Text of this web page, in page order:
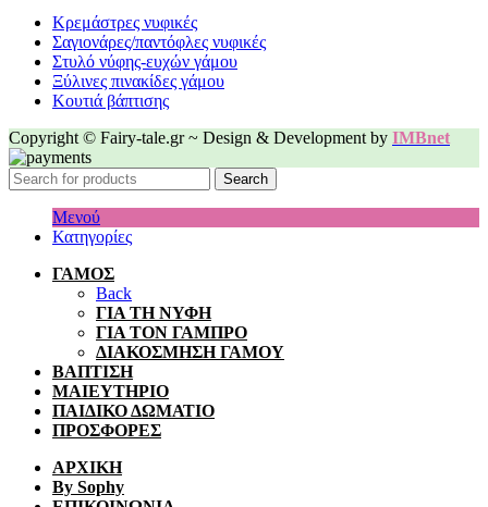
Κρεμάστρες νυφικές
Σαγιονάρες/παντόφλες νυφικές
Στυλό νύφης-ευχών γάμου
Ξύλινες πινακίδες γάμου
Κουτιά βάπτισης
Copyright © Fairy-tale.gr ~ Design & Development by IMBnet
Search
Μενού
Κατηγορίες
ΓΑΜΟΣ
Back
ΓΙΑ ΤΗ ΝΥΦΗ
ΓΙΑ ΤΟΝ ΓΑΜΠΡΟ
ΔΙΑΚΟΣΜΗΣΗ ΓΑΜΟΥ
ΒΑΠΤΙΣΗ
ΜΑΙΕΥΤΗΡΙΟ
ΠΑΙΔΙΚΟ ΔΩΜΑΤΙΟ
ΠΡΟΣΦΟΡΕΣ
ΑΡΧΙΚΗ
By Sophy